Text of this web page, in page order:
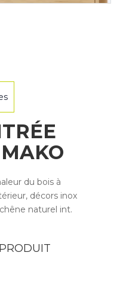
du bois à
décors inox
naturel int.